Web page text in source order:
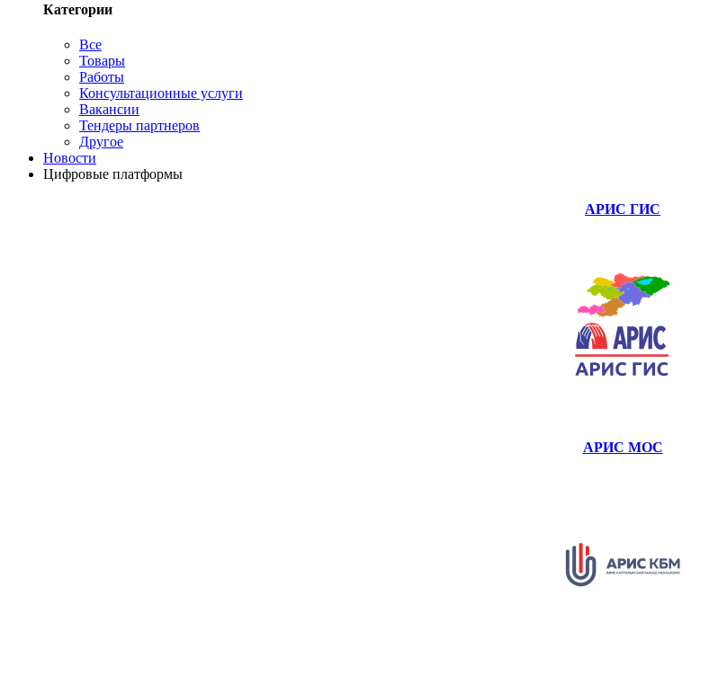
Категории
Все
Товары
Работы
Консультационные услуги
Вакансии
Тендеры партнеров
Другое
Новости
Цифровые платформы
АРИС ГИС
АРИС МОС